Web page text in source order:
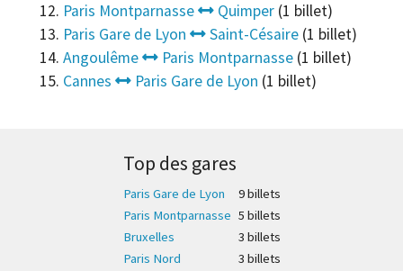
Paris Montparnasse
Quimper (1 billet)
Paris Gare de Lyon
Saint-Césaire (1 billet)
Angoulême
Paris Montparnasse (1 billet)
Cannes
Paris Gare de Lyon (1 billet)
Top des gares
Paris Gare de Lyon 9 billets
Paris Montparnasse 5 billets
Bruxelles
3 billets
Paris Nord
3 billets